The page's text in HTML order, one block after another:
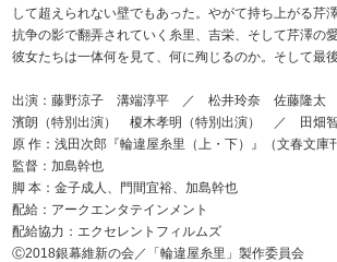
して超えられない壁でもあった。やがて持ち上がる芹
抗争の影で翻弄されていく糸里、吉栄、そして芹澤の
彼女たちは一体何を見て、何に殉じるのか。そして最
出演：藤野涼子 溝端淳平 ／ 松井玲奈 佐藤隆
濱朗（特別出演） 榎木孝明（特別出演） ／ 田畑
原 作：浅田次郎『輪違屋糸里（上・下）』（文春文庫
監督：加島幹也
脚 本：金子成人、門間宜裕、加島幹也
配給：アークエンタテインメント
配給協力：エクセレントフィルムズ
Ⓒ2018銀幕維新の会／「輪違屋糸里」製作委員会